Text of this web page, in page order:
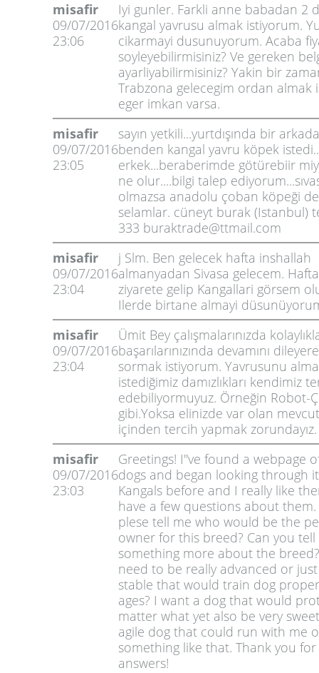
misafir
09/07/2016
23:06
Iyi gunler. Farkli anne babadan 2
kangal yavrusu almak istiyorum.
cikarmayi dusunuyorum. Acaba
soyleyebilirmisiniz? Ve gereken
ayarliyabilirmisiniz? Yakin bir
Trabzona gelecegim ordan almak
eger imkan varsa.
misafir
09/07/2016
23:05
sayın yetkili...yurtdışında bir
benden kangal yavru köpek
erkek...beraberimde götürebiir
ne olur....bilgi talep
olmazsa anadolu çoban köpeği
selamlar. cüneyt burak (Istanbul)
333 buraktrade@ttmail.com
misafir
09/07/2016
23:04
j Slm. Ben gelecek hafta inshallah
almanyadan Sivasa gelecem.
ziyarete gelip Kangallari görsem
Ilerde birtane almayi
misafir
09/07/2016
23:04
Ümit Bey çalışmalarınızda
başarılarınızında devamını
sormak istiyorum. Yavrusunu
istediğimiz damızlıkları kendimiz
edebiliyormuyuz. Örneğin Robot-
gibi.Yoksa elinizde var olan
içinden tercih yapmak zorundayız.
misafir
09/07/2016
23:03
Greetings! I''ve found a webpage
dogs and began looking through
Kangals before and I really like
have a few questions about them.
plese tell me who would be the
owner for this breed? Can you tell
something more about the
need to be really advanced or
stable that would train dog
ages? I want a dog that would
matter what yet also be very
agile dog that could run with me
something like that. Thank you
answers!